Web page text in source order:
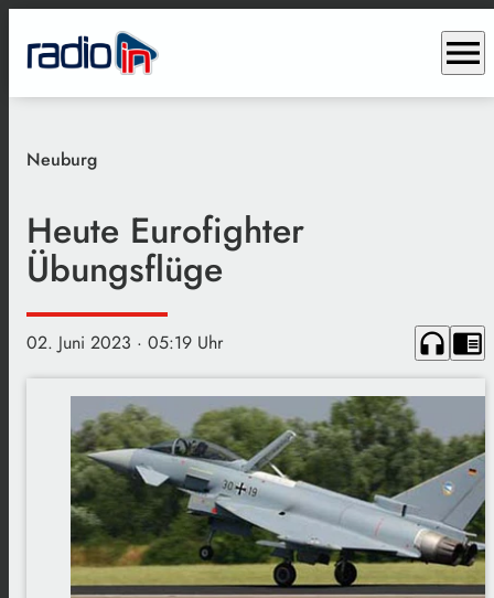
menu
Neuburg
Heute Eurofighter
Übungsflüge
02. Juni 2023 · 05:19 Uhr headphones chrome_reader_mode